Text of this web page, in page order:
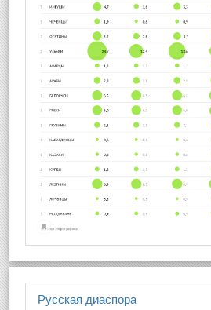
Русская диаспора